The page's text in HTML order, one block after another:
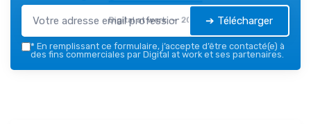
Digital at work — 2026 ➔ Télécharger
* En remplissant ce formulaire, j’accepte d’être contacté(e) à
des fins commerciales par Digital at work et ses partenaires.